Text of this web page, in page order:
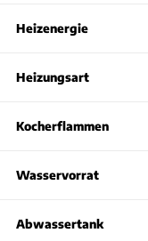
Heizenergie
Heizungsart
Kocherflammen
Wasservorrat
Abwassertank